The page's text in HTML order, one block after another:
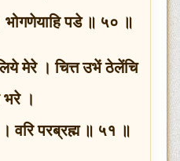
भोगणेयाहि पडे ॥ ५० ॥
मेरे । चित्त उभें ठेलेंचि
।
वरि परब्रह्म ॥ ५१ ॥